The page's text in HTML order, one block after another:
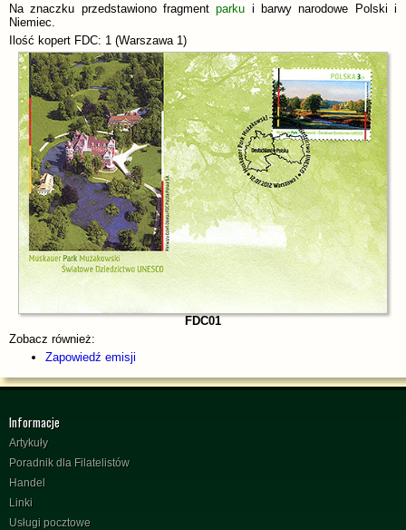
Na znaczku przedstawiono fragmentparku i barwy narodowe Polski i
Niemiec.
Ilość kopert FDC: 1 (Warszawa 1)
FDC01
Zobacz również:
Zapowiedź emisji
Informacje
Artykuły
Poradnik dla Filatelistów
Handel
Linki
Usługi pocztowe